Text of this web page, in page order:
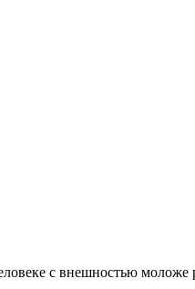
с внешностью моложе